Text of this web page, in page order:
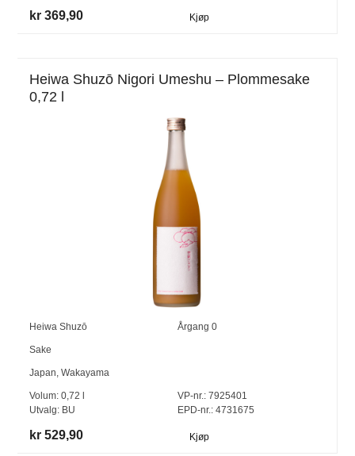
kr 369,90 Kjøp
Heiwa Shuzō Nigori Umeshu – Plommesake
0,72 l
Heiwa Shuzō Årgang 0
Sake
Japan,Wakayama
Volum:0,72
Utvalg: BU
VP-nr.:7925401
EPD-nr.: 4731675
kr 529,90 Kjøp